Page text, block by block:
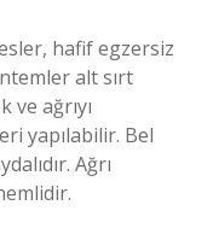
hafif egzersiz
alt sırt
ve ağrıyı
yapılabilir. Bel
Ağrı